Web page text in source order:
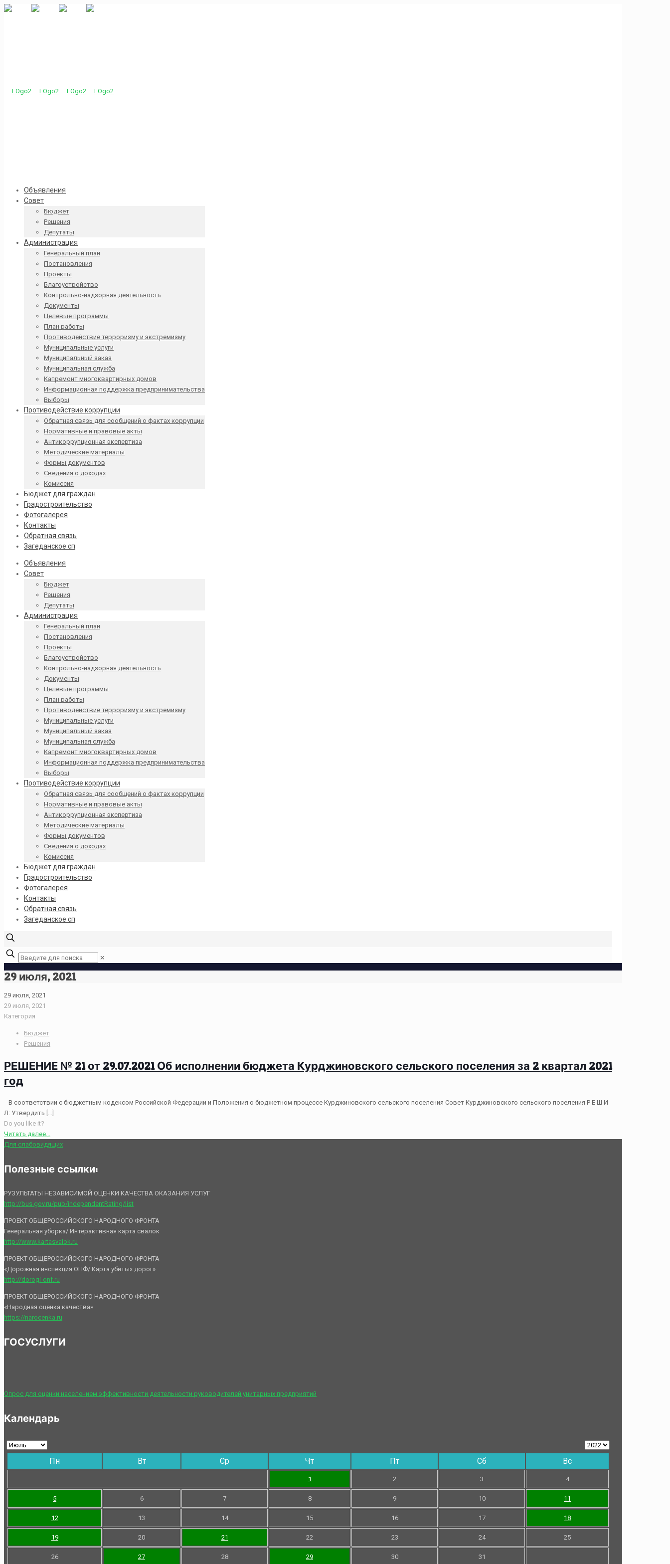
Объявления
Совет
Бюджет
Решения
Депутаты
Администрация
Генеральный план
Постановления
Проекты
Благоустройство
Контрольно-надзорная деятельность
Документы
Целевые программы
План работы
Противодействие терроризму и экстремизму
Муниципальные услуги
Муниципальный заказ
Муниципальная служба
Капремонт многоквартирных домов
Информационная поддержка предпринимательства
Выборы
Противодействие коррупции
Обратная связь для сообщений о фактах коррупции
Нормативные и правовые акты
Антикоррупционная экспертиза
Методические материалы
Формы документов
Сведения о доходах
Комиссия
Бюджет для граждан
Градостроительство
Фотогалерея
Контакты
Обратная связь
Загеданское сп
Объявления
Совет
Бюджет
Решения
Депутаты
Администрация
Генеральный план
Постановления
Проекты
Благоустройство
Контрольно-надзорная деятельность
Документы
Целевые программы
План работы
Противодействие терроризму и экстремизму
Муниципальные услуги
Муниципальный заказ
Муниципальная служба
Капремонт многоквартирных домов
Информационная поддержка предпринимательства
Выборы
Противодействие коррупции
Обратная связь для сообщений о фактах коррупции
Нормативные и правовые акты
Антикоррупционная экспертиза
Методические материалы
Формы документов
Сведения о доходах
Комиссия
Бюджет для граждан
Градостроительство
Фотогалерея
Контакты
Обратная связь
Загеданское сп
✕
29 июля, 2021
29 июля, 2021
29 июля, 2021
Категория
Бюджет
Решения
РЕШЕНИЕ № 21 от 29.07.2021 Об исполнении бюджета Курджиновского сельского поселения за 2 квартал 2021
год
В соответствии с бюджетным кодексом Российской Федерации и Положения о бюджетном процессе Курджиновского сельского поселения Совет Курджиновского сельского поселения Р Е Ш И
Л: Утвердить
Do you like it?
Читать далее...
Для слабовидящих
Полезные ссылки:
РУЗУЛЬТАТЫ НЕЗАВИСИМОЙ ОЦЕНКИ КАЧЕСТВА ОКАЗАНИЯ УСЛУГ
http://bus.gov.ru/pub/independentRating/list
ПРОЕКТ ОБЩЕРОССИЙСКОГО НАРОДНОГО ФРОНТА
Генеральная уборка/ Интерактивная карта свалок
http://www.kartasvalok.ru
ПРОЕКТ ОБЩЕРОССИЙСКОГО НАРОДНОГО ФРОНТА
«Дорожная инспекция ОНФ/ Карта убитых дорог»
http://dorogi-onf.ru
ПРОЕКТ ОБЩЕРОССИЙСКОГО НАРОДНОГО ФРОНТА
«Народная оценка качества»
https://narocenka.ru
ГОСУСЛУГИ
Опрос для оценки населением эффективности деятельности руководителей унитарных предприятий
Календарь
Пн Вт Ср Чт Пт Сб Вс
1 2 3 4
5 6 7 8 9 10 11
12 13 14 15 16 17 18
19 20 21 22 23 24 25
26 27 28 29 30 31